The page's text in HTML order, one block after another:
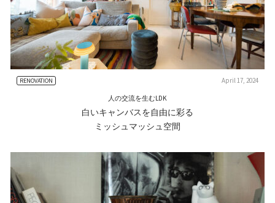
RENOVATION April 17, 2024
人の交流を生むLDK
白いキャンバスを自由に彩る
ミッシュマッシュ空間